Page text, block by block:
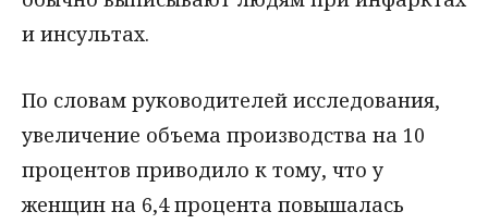
и инсультах.
По словам руководителей исследования,
увеличение объема производства на 10
процентов приводило к тому, что у
женщин на 6,4 процента повышалась